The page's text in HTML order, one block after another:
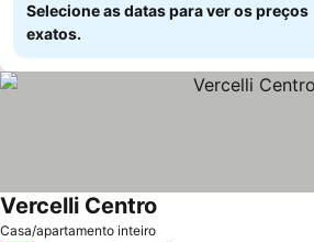
Selecione as datas para ver os preços
exatos.
Casa/apartamento inteiro
Vercelli Centro